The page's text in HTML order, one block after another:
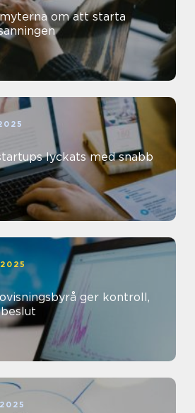
om att starta
lyckats med snabb
ger kontroll,